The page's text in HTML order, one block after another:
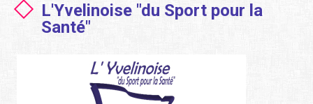
L'Yvelinoise "du Sport pour la
Santé"